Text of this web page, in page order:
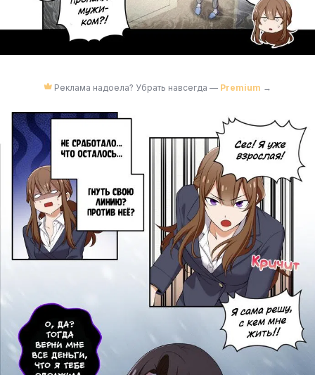
Реклама надоела? Убрать навсегда — Premium →